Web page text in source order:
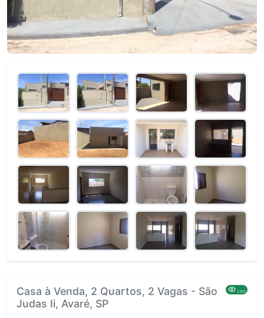
Casa à Venda, 2 Quartos, 2 Vagas - São
Judas Ii, Avaré, SP
2,952